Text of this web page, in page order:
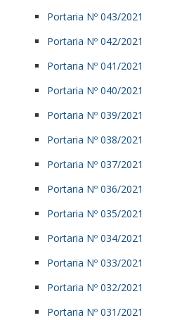
Portaria Nº 043/2021
Portaria Nº 042/2021
Portaria Nº 041/2021
Portaria Nº 040/2021
Portaria Nº 039/2021
Portaria Nº 038/2021
Portaria Nº 037/2021
Portaria Nº 036/2021
Portaria Nº 035/2021
Portaria Nº 034/2021
Portaria Nº 033/2021
Portaria Nº 032/2021
Portaria Nº 031/2021